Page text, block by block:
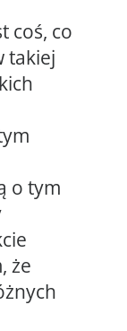
coś, co
takiej
o tym
że